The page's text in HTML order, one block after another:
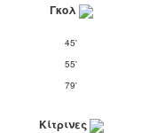
Γκολ
45'
55'
79'
Κίτρινες